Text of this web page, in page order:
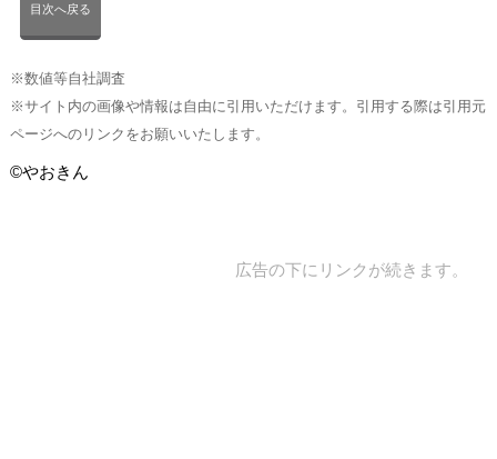
目次へ戻る
※数値等自社調査
※サイト内の画像や情報は自由に引用いただけます。引用する際は引用元
ページへのリンクをお願いいたします。
©やおきん
広告の下にリンクが続きます。